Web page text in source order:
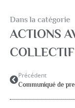
Dans la catégorie
ACTIONS
Précédent